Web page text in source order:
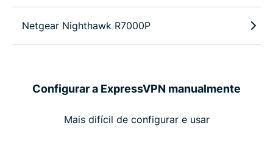
Netgear Nighthawk R7000P
Configurar a ExpressVPN manualmente
Mais difícil de configurar e usar